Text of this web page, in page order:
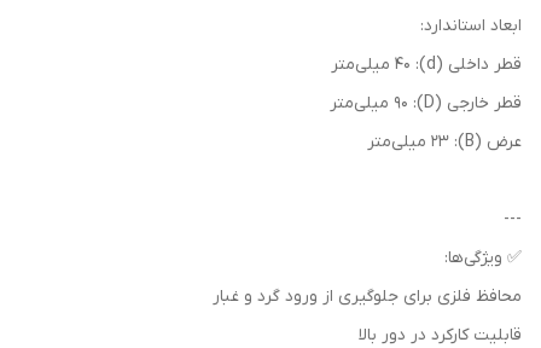
ابعاد استاندارد:
قطر داخلی (d): 40 میلی‌متر
قطر خارجی (D): 90 میلی‌متر
عرض (B): 23 میلی‌متر
---
✅ ویژگی‌ها:
محافظ فلزی برای جلوگیری از ورود گرد و غبار
قابلیت کارکرد در دور بالا